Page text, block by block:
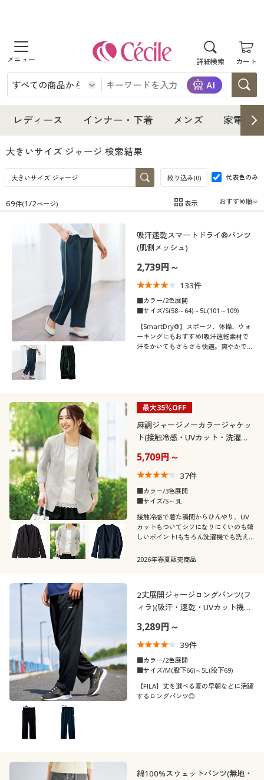
詳細検索 カート
商品を探す
レディース
レディースファッション
女性下着
インナー・下着
インナー・下着通販すべて
女性下着
メンズ下着
ジュニア・ティーンズ下着
メンズ
メンズ通販すべて
メンズファッション
家電・雑貨
家電・雑貨すべて
キッチン・雑貨・日用品
寝具・インテリア・家具
寝具・インテリア・家具通販すべて
寝具・ベッド
カーテン・ラグ・ファブリック
美容・健康
美容・健康通販すべて
美容・健康・サプリメント
制服・スクール
制服・スクールすべて
制服・学生服
ジュニア・ティーンズ下着
大きいサイズ
大きいサイズ通販すべて
大きいサイズ レディース服
大きいサイズ レディース下着
大きいサイズ メンズ
大きいサイズ 事務・制服
バーゲン
バーゲンセール
シークレットセール
詳細検索
商品カテゴリ一覧
カタログ
カタログ・チラシからのご注文
デジタルカタログ
カタログ無料プレゼント
会員メニュー
マイページ
閲覧履歴
お気に入り
サポート
ご利用ガイド
レディース インナー・下着 メンズ 家電・
大きいサイズ ジャージ 検索結果
絞り込み(0) 代表色のみ
在庫 在庫のある商品のみ表示
(4〜4.9)
(3〜3.9)
レディースサ
イズ
S
メンズサイズ
S LL 3L
カラー
こだわり条件
で絞り込む
柄・デザイン
スリット
チェック ワンポイント
花柄 ボーダー
刺繍
襟・ネック
クルーネック・丸首 ハイネック
ノーカラー Ｖネック
長袖 ラグランスリーブ
素材
機能・特徴
シーン
スポーツ オフィス
テイスト
69件(1/2ページ) 表示
吸汗速乾スマートドライ®パンツ
(肌側メッシュ)
2,739円～
133件
■カラー/2色展開
■サイズ/S(58～64)～5L(101～109)
【SmartDry®】スポーツ、体操、ウォ
ーキングにもおすすめ!吸汗速乾素材で
汗をかいてもさらさら快適。爽やかで涼
最大35％OFF
麻調ジャージノーカラージャケッ
ト(接触冷感・UVカット・洗濯機
5,709円～
37件
■カラー/3色展開
■サイズ/S～3L
接触冷感で着た瞬間からひんやり、UV
カットもついてシワになりにくいのも嬉
しいポイント!もちろん洗濯機でも洗え
2026年春夏販売商品
2丈展開ジャージロングパンツ(フ
ィラ)(吸汗・速乾・UVカット機能
3,289円～
39件
■カラー/2色展開
■サイズ/M(股下66)～5L(股下69)
【FILA】丈を選べる夏の早朝などに活躍
するロングパンツ◎
綿100%スウェットパンツ(無地・